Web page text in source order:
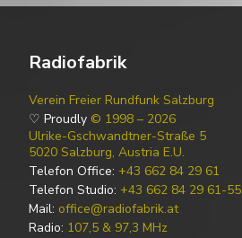
Radiofabrik
Verein Freier Rundfunk Salzburg
♡ Proudly © 1998 – 2026
Ulrike-Gschwandtner-Straße 5
5020 Salzburg, Austria E.U.
Telefon Office: +43 662 84 29 61
Telefon Studio: +43 662 84 29 61-55
Mail: office@radiofabrik.at
Radio: 107,5 & 97,3 MHz